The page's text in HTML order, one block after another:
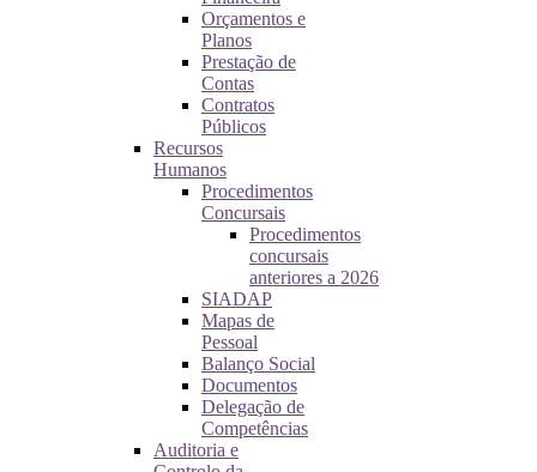
Orçamentos e
Planos
Prestação de
Contas
Contratos
Públicos
Recursos
Humanos
Procedimentos
Concursais
Procedimentos
concursais
anteriores a 2026
SIADAP
Mapas de
Pessoal
Balanço Social
Documentos
Delegação de
Competências
Auditoria e